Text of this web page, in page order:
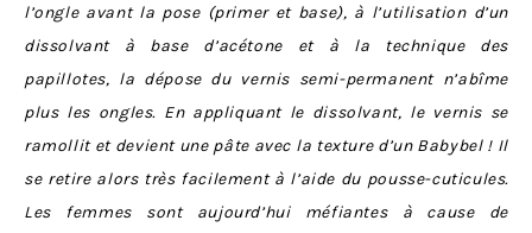
l’ongle avant la pose (primer et base), à l’utilisation d’un
dissolvant à base d’acétone et à la technique des
papillotes, la dépose du vernis semi-permanent n’abîme
plus les ongles. En appliquant le dissolvant, le vernis se
ramollit et devient une pâte avec la texture d’un Babybel ! Il
se retire alors très facilement à l’aide du pousse-cuticules.
Les femmes sont aujourd’hui méfiantes à cause de